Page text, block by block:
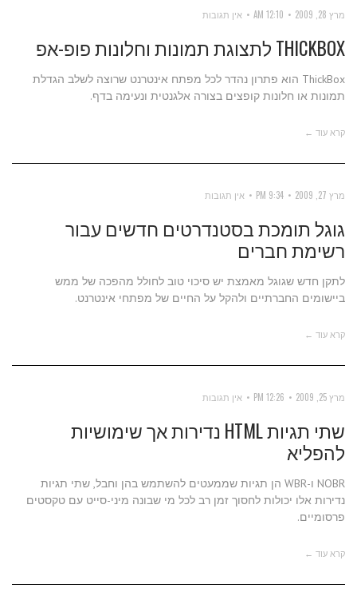
מרץ 28, 2009 12:10 AM אין תגובות
THICKBOX לתצוגת תמונות וחלונות פופ-אפ
ThickBox הוא פתרון נהדר לכל מפתח אינטרנט שרוצה לשלב הגדלת
תמונות או חלונות קופצים בצורה אלגנטית ונעימה בדף.
קרא עוד ←
מרץ 27, 2009 9:34 PM אין תגובות
גוגל תומכת בסטנדרטים חדשים עבור
רשימת חברים
לתקן חדש שגוגל מאמצת יש סיכוי טוב לחולל מהפכה של ממש
ביישומים החברתיים ולהקל על החיים של מפתחי אינטרנט.
קרא עוד ←
מרץ 25, 2009 12:26 PM אין תגובות
שתי תגיות HTML נדירות אך שימושיות
להפליא
NOBR ו-WBR הן תגיות שממעטים להשתמש בהן וחבל, שתי תגיות
נדירות אלו יכולות לחסוך זמן רב לכל מי שבונה מיני-סייט עם טקסטים
פרסומיים.
קרא עוד ←